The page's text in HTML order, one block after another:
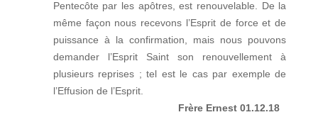
Pentecôte par les apôtres, est renouvelable. De la
même façon nous recevons l’Esprit de force et de
puissance à la confirmation, mais nous pouvons
demander l’Esprit Saint son renouvellement à
plusieurs reprises ; tel est le cas par exemple de
l’Effusion de l’Esprit.
Frère Ernest 01.12.18